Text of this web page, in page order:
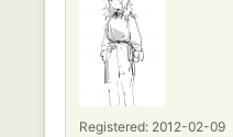
Registered: 2012-02-09